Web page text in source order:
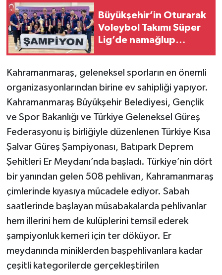
Büyükşehir’in Oturarak
Voleybol Takımı Süper
Lig’de namağlup
Kahramanmaraş, geleneksel sporların en önemli
organizasyonlarından birine ev sahipliği yapıyor.
Kahramanmaraş Büyükşehir Belediyesi, Gençlik
ve Spor Bakanlığı ve Türkiye Geleneksel Güreş
Federasyonu iş birliğiyle düzenlenen Türkiye Kısa
Şalvar Güreş Şampiyonası, Batıpark Deprem
Şehitleri Er Meydanı’nda başladı. Türkiye’nin dört
bir yanından gelen 508 pehlivan, Kahramanmaraş
çimlerinde kıyasıya mücadele ediyor. Sabah
saatlerinde başlayan müsabakalarda pehlivanlar
hem illerini hem de kulüplerini temsil ederek
şampiyonluk kemeri için ter döküyor. Er
meydanında miniklerden başpehlivanlara kadar
çeşitli kategorilerde gerçekleştirilen